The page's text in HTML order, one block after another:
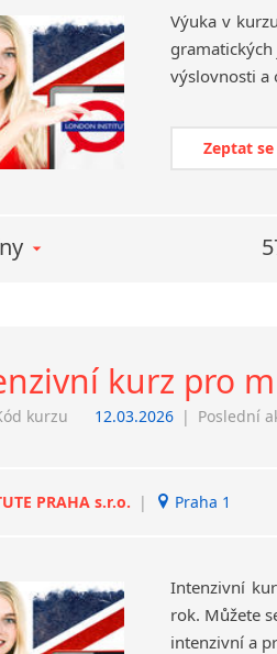
Výuka v
Zeptat
kurz pro
kurzu 12.03.2026 | Poslední
PRAHA s.r.o. | Praha 1
Intenzivní
rok. Můžete